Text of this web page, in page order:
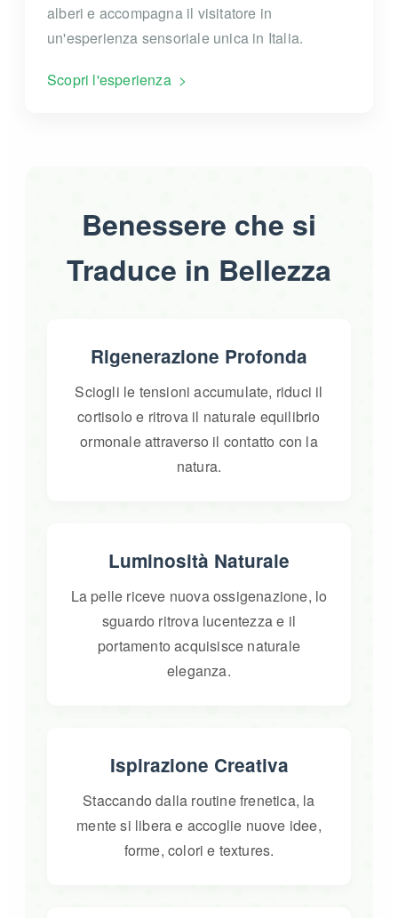
alberi e accompagna il visitatore in
un'esperienza sensoriale unica in Italia.
Scopri l'esperienza
Benessere che si
Traduce in Bellezza
Rigenerazione Profonda
Sciogli le tensioni accumulate, riduci il
cortisolo e ritrova il naturale equilibrio
ormonale attraverso il contatto con la
natura.
Luminosità Naturale
La pelle riceve nuova ossigenazione, lo
sguardo ritrova lucentezza e il
portamento acquisisce naturale
eleganza.
Ispirazione Creativa
Staccando dalla routine frenetica, la
mente si libera e accoglie nuove idee,
forme, colori e textures.